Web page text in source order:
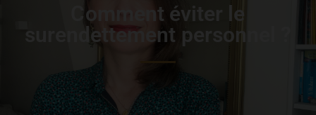
Comment éviter le
surendettement personnel ?